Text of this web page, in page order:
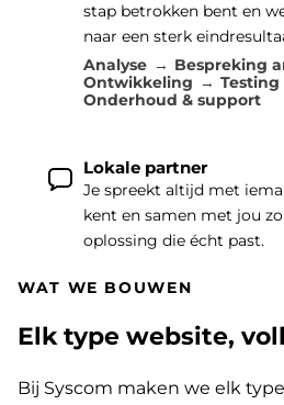
stap betrokken bent en
naar een sterk
Analyse
Bespreking
Ontwikkeling
Testing
Onderhoud & support
Lokale partner
Je spreekt altijd met
kent en samen met jou
oplossing die écht past.
WAT WE BOUWEN
Elk type website,
Bij Syscom maken we elk